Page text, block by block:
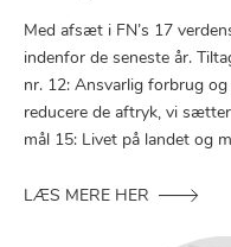
Med afsæt i FN’s 17
indenfor de seneste år.
nr. 12: Ansvarlig forbrug
reducere de aftryk, vi
mål 15: Livet på landet og
LÆS MERE HER